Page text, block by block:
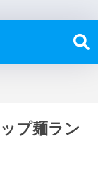
プ麺ラン